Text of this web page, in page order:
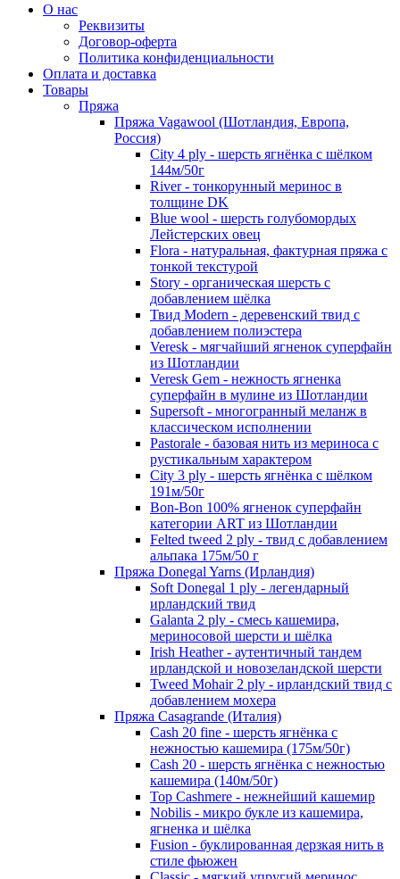
О нас
Реквизиты
Договор-оферта
Политика конфиденциальности
Оплата и доставка
Товары
Пряжа
Пряжа Vagawool (Шотландия, Европа,
Россия)
City 4 ply - шерсть ягнёнка с шёлком
144м/50г
River - тонкорунный меринос в
толщине DK
Blue wool - шерсть голубомордых
Лейстерских овец
Flora - натуральная, фактурная пряжа с
тонкой текстурой
Story - органическая шерсть с
добавлением шёлка
Твид Modern - деревенский твид с
добавлением полиэстера
Veresk - мягчайший ягненок суперфайн
из Шотландии
Veresk Gem - нежность ягненка
суперфайн в мулине из Шотландии
Supersoft - многогранный меланж в
классическом исполнении
Pastorale - базовая нить из мериноса с
рустикальным характером
City 3 ply - шерсть ягнёнка с шёлком
191м/50г
Bon-Bon 100% ягненок суперфайн
категории ART из Шотландии
Felted tweed 2 ply - твид с добавлением
альпака 175м/50 г
Пряжа Donegal Yarns (Ирландия)
Soft Donegal 1 ply - легендарный
ирландский твид
Galanta 2 ply - смесь кашемира,
мериносовой шерсти и шёлка
Irish Heather - аутентичный тандем
ирландской и новозеландской шерсти
Tweed Mohair 2 ply - ирландский твид с
добавлением мохера
Пряжа Casagrande (Италия)
Cash 20 fine - шерсть ягнёнка с
нежностью кашемира (175м/50г)
Cash 20 - шерсть ягнёнка с нежностью
кашемира (140м/50г)
Top Cashmere - нежнейший кашемир
Nobilis - микро букле из кашемира,
ягненка и шёлка
Fusion - буклированная дерзкая нить в
стиле фьюжен